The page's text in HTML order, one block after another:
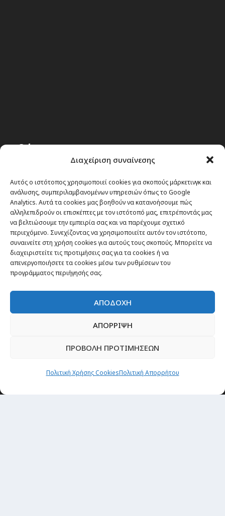
Διαχείριση συναίνεσης
Αυτός ο ιστότοπος χρησιμοποιεί cookies για σκοπούς μάρκετινγκ και
ανάλυσης, συμπεριλαμβανομένων υπηρεσιών όπως το Google
Analytics. Αυτά τα cookies μας βοηθούν να κατανοήσουμε πώς
αλληλεπιδρούν οι επισκέπτες με τον ιστότοπό μας, επιτρέποντάς μας
να βελτιώσουμε την εμπειρία σας και να παρέχουμε σχετικό
περιεχόμενο. Συνεχίζοντας να χρησιμοποιείτε αυτόν τον ιστότοπο,
συναινείτε στη χρήση cookies για αυτούς τους σκοπούς. Μπορείτε να
διαχειριστείτε τις προτιμήσεις σας για τα cookies ή να
απενεργοποιήσετε τα cookies μέσω των ρυθμίσεων του
προγράμματος περιήγησής σας.
ΑΠΟΔΟΧΗ
ΑΠΟΡΡΙΨΗ
ΠΡΟΒΟΛΗ ΠΡΟΤΙΜΗΣΕΩΝ
Πολιτική Χρήσης CookiesΠολιτική Απορρήτου
Θέματα
Passenger στον κόσμο
TRAVEL NEWS
Οργάνωσε το ταξίδι σου
CITY and CULTURE